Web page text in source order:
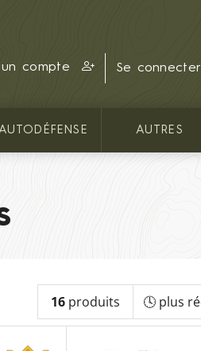
compte Se connecter
AUTRES
16 produits